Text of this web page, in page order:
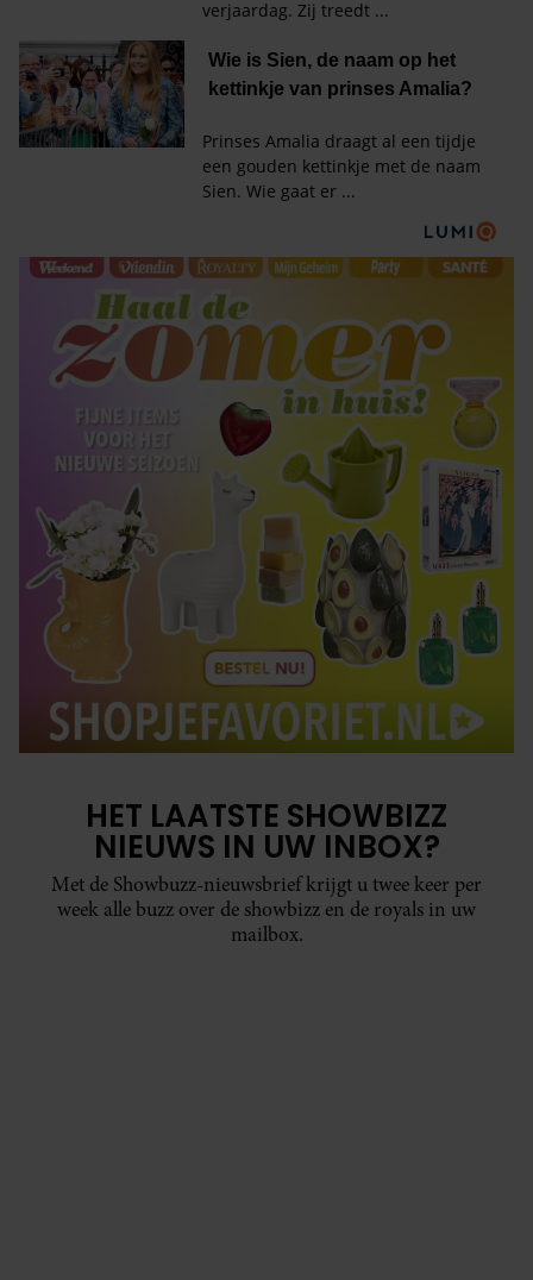
HET LAATSTE SHOWBIZZ
NIEUWS IN UW INBOX?
Met de Showbuzz-nieuwsbrief krijgt u twee keer per
week alle buzz over de showbizz en de royals in uw
mailbox.